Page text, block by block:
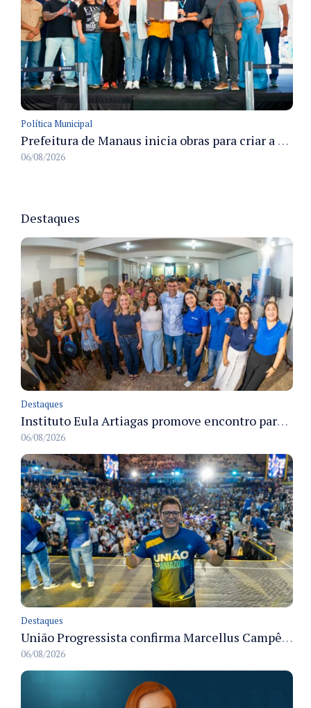
Política Municipal
Prefeitura de Manaus inicia obras para criar a primeira Rua Gastronômica de Manaus na Ferreira Pena
06/08/2026
Destaques
Destaques
Instituto Eula Artiagas promove encontro para discutir melhorias para o bairro Petrópolis
06/08/2026
Destaques
União Progressista confirma Marcellus Campêlo como candidato a deputado estadual
06/08/2026